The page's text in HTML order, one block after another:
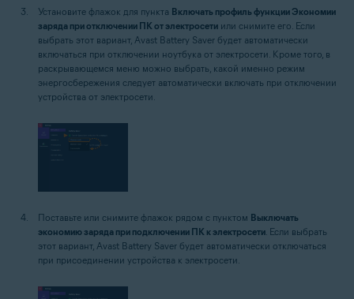
Установите флажок для пункта Включать профиль функции Экономии
заряда при отключении ПК от электросети или снимите его. Если
выбрать этот вариант, Avast Battery Saver будет автоматически
включаться при отключении ноутбука от электросети. Кроме того, в
раскрывающемся меню можно выбрать, какой именно режим
энергосбережения следует автоматически включать при отключении
устройства от электросети.
Поставьте или снимите флажок рядом с пунктом Выключать
экономию заряда при подключении ПК к электросети. Если выбрать
этот вариант, Avast Battery Saver будет автоматически отключаться
при присоединении устройства к электросети.